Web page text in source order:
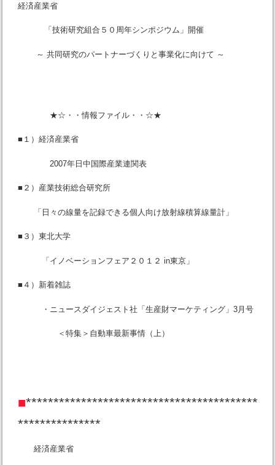
経済産業省
「技術研究組合５０周年シンポジウム」開催
～ 共同研究のパートナーづくりと事業化に向けて ～
★☆・・情報ファイル・・☆★
■１）経済産業省
2007年日中国際産業連関表
■２）産業技術総合研究所
「日々の線量を記録できる個人向け放射線積算線量計」
■３）東北大学
「イノベーションフェア２０１２ in東京」
■４）新着雑誌
・ニュースダイジェスト社「生産財マーケティング」3月号
＜特集＞自動車最新事情（上）
■******************************************
***************
経済産業省